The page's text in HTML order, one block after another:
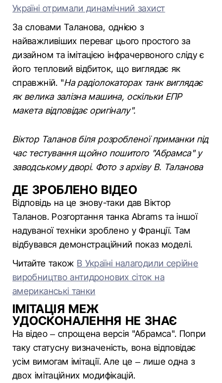
Україні отримали динамічний захист
За словами Таланова, однією з
найважливіших переваг цього простого за
дизайном та імітацією інфрачервоного сліду є
його тепловий відбиток, що виглядає як
справжній. "На радіолокаторах танк виглядає
як велика залізна машина, оскільки ЕПР
макета відповідає оригіналу".
Віктор Таланов біля розробленої приманки під
час тестування щойно пошитого "Абрамса" у
заводському дворі. Фото з архіву В. Таланова
ДЕ ЗРОБЛЕНО ВІДЕО
Відповідь на це знову-таки дав Віктор
Таланов. Розгортання танка Abrams та іншої
надуваної техніки зроблено у Франції. Там
відбувався демонстраційний показ моделі.
Читайте також В Україні налагодили серійне
виробництво антидронових сіток на
американські танки
ІМІТАЦІЯ МЕЖ
УДОСКОНАЛЕННЯ НЕ ЗНАЄ
На відео – спрощена версія "Абрамса". Попри
таку статусну визначеність, вона відповідає
усім вимогам імітації. Але це – лише одна з
двох імітаційних модифікацій.